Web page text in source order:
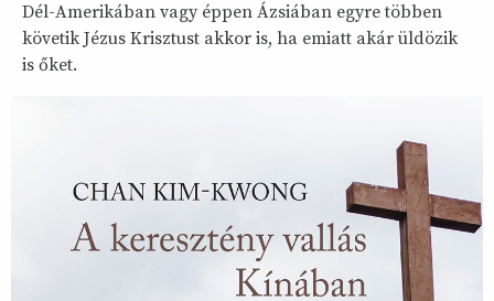
Dél-Amerikában vagy éppen Ázsiában egyre többen
követik Jézus Krisztust akkor is, ha emiatt akár üldözik
is őket.